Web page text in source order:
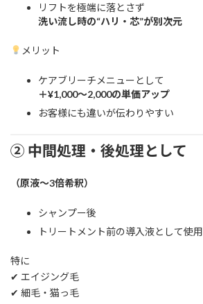
リフトを極端に落とさず
洗い流し時の“ハリ・芯”が別次元
メリット
ケアブリーチメニューとして
＋¥1,000〜2,000の単価アップ
お客様にも違いが伝わりやすい
② 中間処理・後処理として
（原液〜3倍希釈）
シャンプー後
トリートメント前の導入液として使用
特に
✔ エイジング毛
✔ 細毛・猫っ毛